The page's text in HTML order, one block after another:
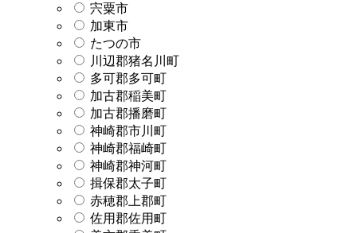
宍粟市
加東市
たつの市
川辺郡猪名川町
多可郡多可町
加古郡稲美町
加古郡播磨町
神崎郡市川町
神崎郡福崎町
神崎郡神河町
揖保郡太子町
赤穂郡上郡町
佐用郡佐用町